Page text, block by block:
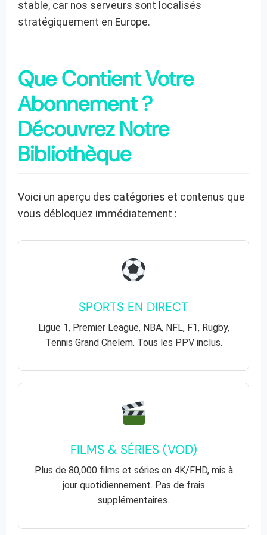
stable, car nos serveurs sont localisés
stratégiquement en Europe.
Que Contient Votre
Abonnement ?
Découvrez Notre
Bibliothèque
Voici un aperçu des catégories et contenus que
vous débloquez immédiatement :
SPORTS EN DIRECT
Ligue 1, Premier League, NBA, NFL, F1, Rugby,
Tennis Grand Chelem. Tous les PPV inclus.
FILMS & SÉRIES (VOD)
Plus de 80,000 films et séries en 4K/FHD, mis à
jour quotidiennement. Pas de frais
supplémentaires.